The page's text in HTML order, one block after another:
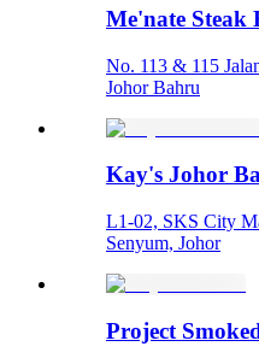
Me'nate Steak
No. 113 & 115
Johor Bahru
Kay's Johor
L1-02, SKS City
Senyum, Johor
Project